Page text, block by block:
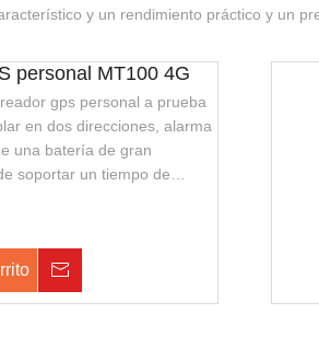
y un rendimiento práctico y un
personal MT100 4G
gps personal a prueba
en dos direcciones, alarma
una batería de gran
soportar un tiempo de
para guardias de
de seguridad pública.